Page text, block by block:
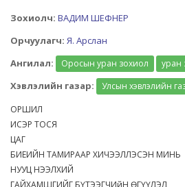
Зохиолч: ВАДИМ ШЕФНЕР
Орчуулагч: Я. Арслан
Ангилал:
Оросын уран зохиол уран
Хэвлэлийн газар:
Улсын хэвлэлийн
ОРШИЛ
ИСЭР ТОСЯ
ЦАГ
БИЕИЙН ТАМИРААР ХИЧЭЭЛЛЭСЭН МИНЬ
НУУЦ НЭЭЛХИЙ
ГАЙХАМШГИЙГ БҮТЭЭГЧИйН ӨГҮҮЛЭЛ